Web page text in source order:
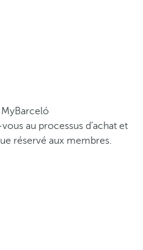
au processus d’achat et
réservé aux membres.